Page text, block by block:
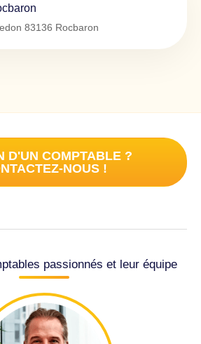
83136 Rocbaron
D'UN COMPTABLE ?
NOUS !
passionnés et leur équipe